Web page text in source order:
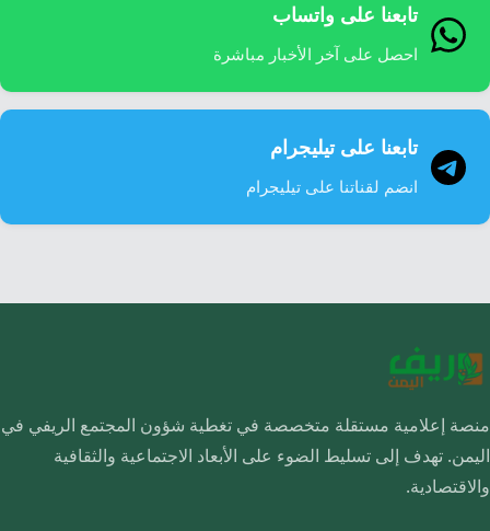
تابعنا على واتساب
احصل على آخر الأخبار مباشرة
تابعنا على تيليجرام
انضم لقناتنا على تيليجرام
منصة إعلامية مستقلة متخصصة في تغطية شؤون المجتمع الريفي في
اليمن. تهدف إلى تسليط الضوء على الأبعاد الاجتماعية والثقافية
والاقتصادية.